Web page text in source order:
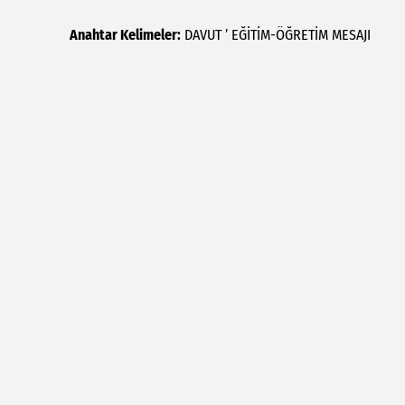
Anahtar Kelimeler: DAVUT ’ EĞİTİM-ÖĞRETİM MESAJI